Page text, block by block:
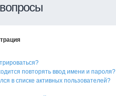
повторять ввод имени и пароля?
в списке активных пользователей?